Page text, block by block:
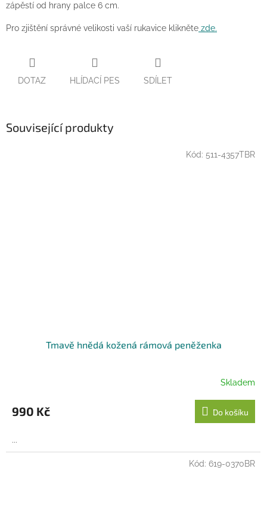
zápěstí od hrany palce 6 cm.
Pro zjištění správné velikosti vaší rukavice klikněte zde.
DOTAZ HLÍDACÍ PES SDÍLET
Související produkty
Tmavě hnědá kožená rámová peněženka
Skladem
990 Kč Do košíku
...
Kód: 511-4357TBR
Kód: 619-0370BR